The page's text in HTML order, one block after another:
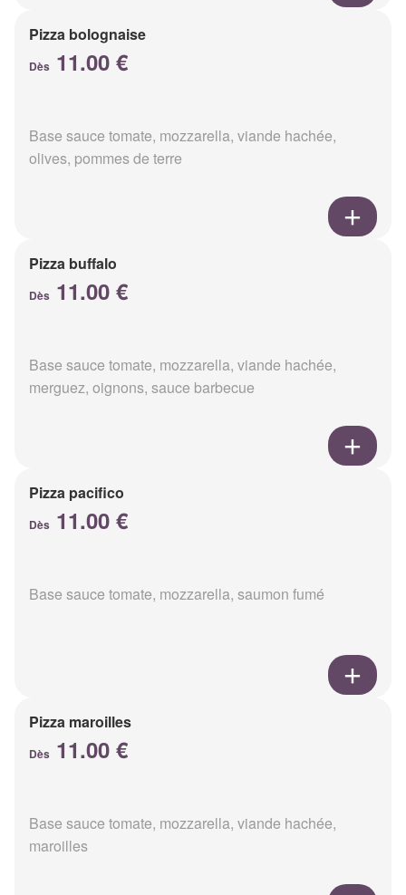
Pizza bolognaise
Dès 11.00 €
Base sauce tomate, mozzarella, viande hachée,
olives, pommes de terre
Pizza buffalo
Dès 11.00 €
Base sauce tomate, mozzarella, viande hachée,
merguez, oignons, sauce barbecue
Pizza pacifico
Dès 11.00 €
Base sauce tomate, mozzarella, saumon fumé
Pizza maroilles
Dès 11.00 €
Base sauce tomate, mozzarella, viande hachée,
maroilles